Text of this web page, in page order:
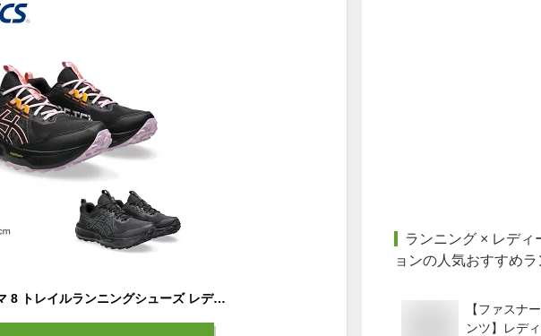
アシックス ゲルソノマ 8 トレイルランニングシューズ レディース ブラック 黒 ASICS GEL-SONOMA 8 1012B770
ランニング × レディ
ョンの人気おすすめラ
【ファスナ
ンツ】レデ